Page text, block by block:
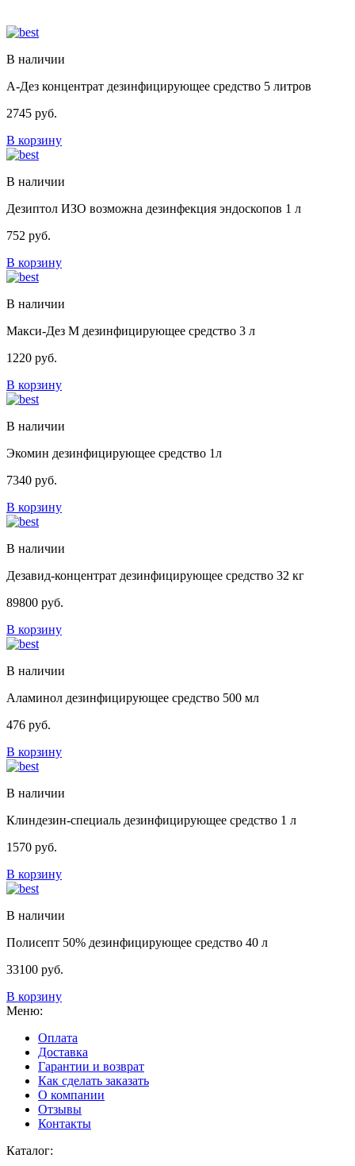
В наличии
А-Дез концентрат дезинфицирующее средство 5 литров
2745 руб.
В корзину
В наличии
Дезиптол ИЗО возможна дезинфекция эндоскопов 1 л
752 руб.
В корзину
В наличии
Макси-Дез М дезинфицирующее средство 3 л
1220 руб.
В корзину
В наличии
Экомин дезинфицирующее средство 1л
7340 руб.
В корзину
В наличии
Дезавид-концентрат дезинфицирующее средство 32 кг
89800 руб.
В корзину
В наличии
Аламинол дезинфицирующее средство 500 мл
476 руб.
В корзину
В наличии
Клиндезин-специаль дезинфицирующее средство 1 л
1570 руб.
В корзину
В наличии
Полисепт 50% дезинфицирующее средство 40 л
33100 руб.
В корзину
Меню:
Оплата
Доставка
Гарантии и возврат
Как сделать заказать
О компании
Отзывы
Контакты
Каталог: